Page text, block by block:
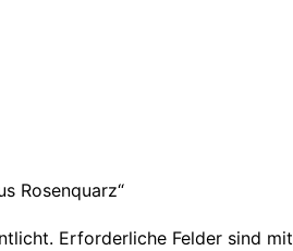
Rosenquarz“
Erforderliche Felder sind mit